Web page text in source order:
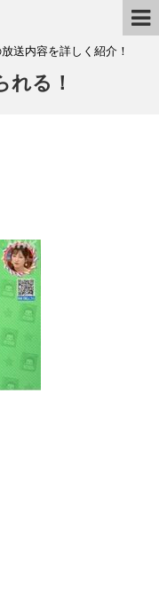
送内容を詳しく紹介！
れる！